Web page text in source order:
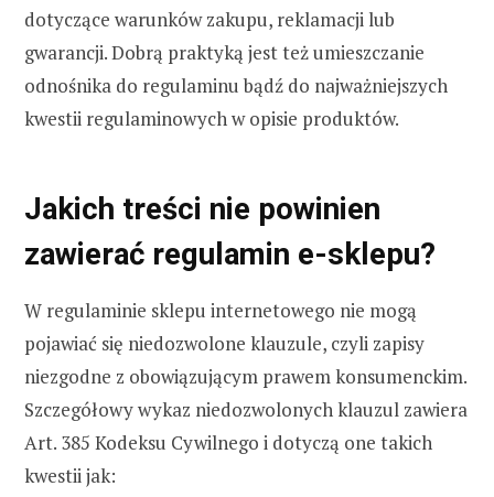
dotyczące warunków zakupu, reklamacji lub
gwarancji. Dobrą praktyką jest też umieszczanie
odnośnika do regulaminu bądź do najważniejszych
kwestii regulaminowych w opisie produktów.
Jakich treści nie powinien
zawierać regulamin e-sklepu?
W regulaminie sklepu internetowego nie mogą
pojawiać się niedozwolone klauzule, czyli zapisy
niezgodne z obowiązującym prawem konsumenckim.
Szczegółowy wykaz niedozwolonych klauzul zawiera
Art. 385 Kodeksu Cywilnego i dotyczą one takich
kwestii jak: